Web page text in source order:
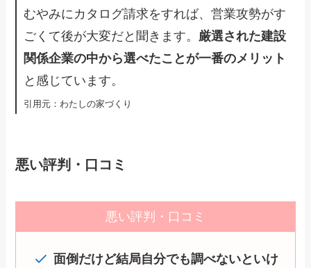
むやみにカタログ請求をすれば、営業攻勢がす
ごくて後が大変だと聞きます。 厳選された建設
関係企業の中から選べたことが一番のメリット
と感じています。
引用元：わたしの家づくり
悪い評判・口コミ
悪い評判・口コミ
面倒だけど結局自分でも調べないといけ